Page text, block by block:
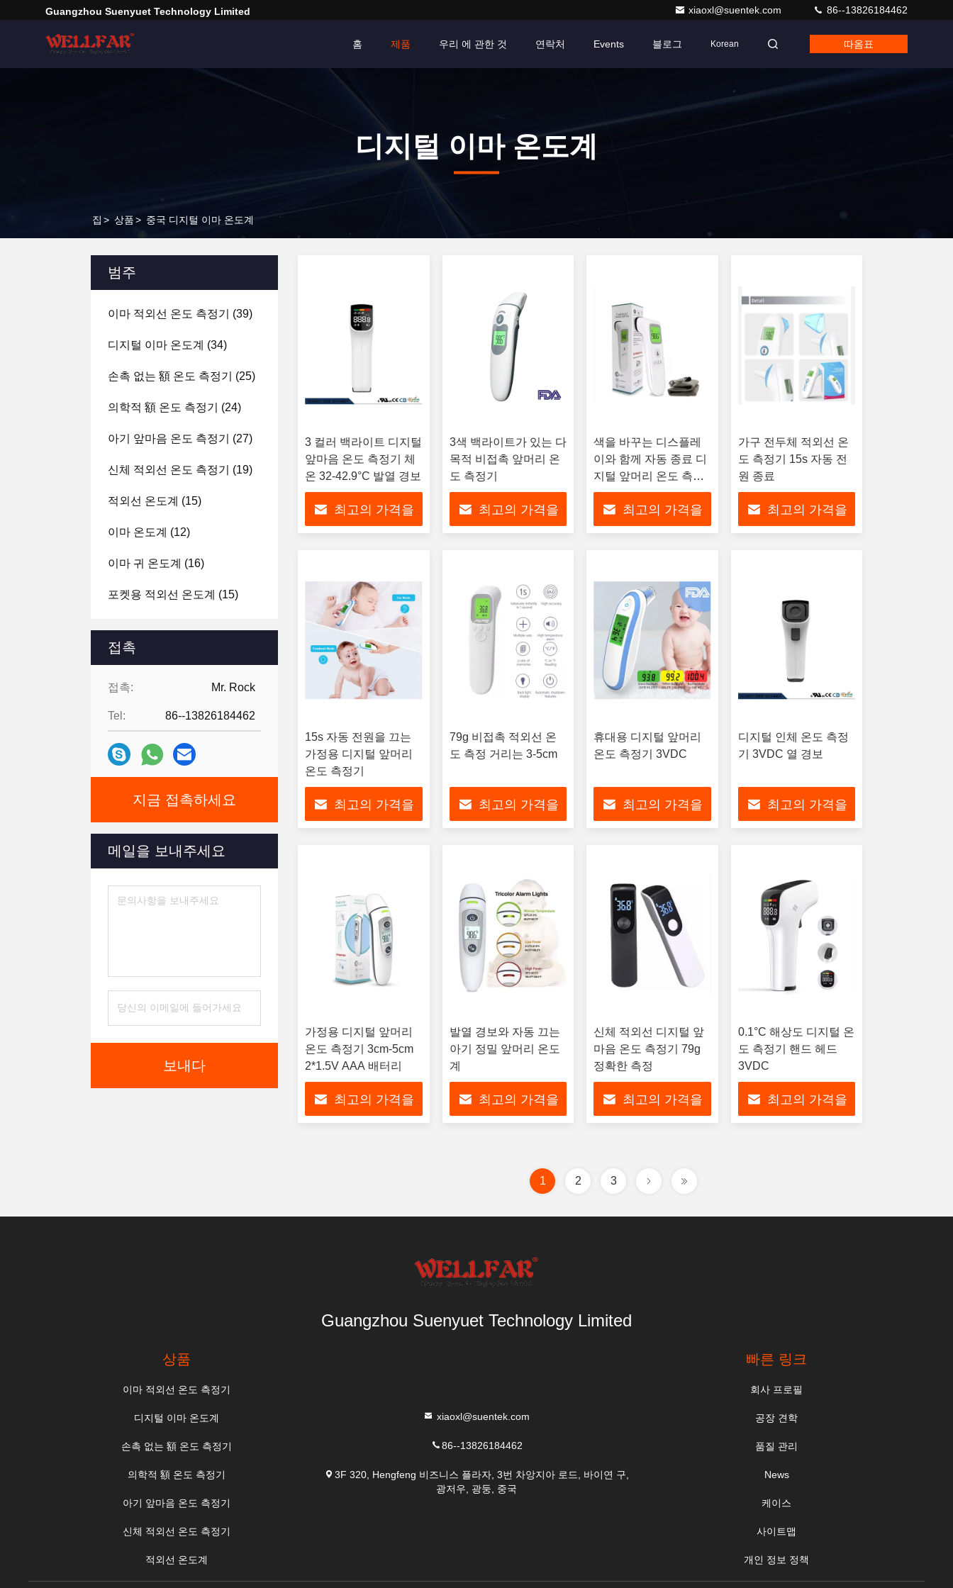
Guangzhou Suenyuet Technology Limited xiaoxl@suentek.com 86--13826184462
홈 제품 우리 에 관한 것 연락처 Events 블로그 Korean 따옴표
디지털 이마 온도계
집 > 상품> 중국 디지털 이마 온도계
범주
이마 적외선 온도 측정기 (39)
디지털 이마 온도계 (34)
손촉 없는 額 온도 측정기 (25)
의학적 額 온도 측정기 (24)
아기 앞마음 온도 측정기 (27)
신체 적외선 온도 측정기 (19)
적외선 온도계 (15)
이마 온도계 (12)
이마 귀 온도계 (16)
포켓용 적외선 온도계 (15)
접촉
접촉: Mr. Rock
Tel: 86--13826184462
지금 접촉하세요
메일을 보내주세요
보내다
3 컬러 백라이트 디지털
앞마음 온도 측정기 체
온 32-42.9°C 발열 경보
최고의 가격을
3색 백라이트가 있는 다
목적 비접촉 앞머리 온
도 측정기
최고의 가격을
색을 바꾸는 디스플레
이와 함께 자동 종료 디
지털 앞머리 온도 측정
기 3VDC
최고의 가격을
가구 전두체 적외선 온
도 측정기 15s 자동 전
원 종료
최고의 가격을
15s 자동 전원을 끄는
가정용 디지털 앞머리
온도 측정기
최고의 가격을
79g 비접촉 적외선 온
도 측정 거리는 3-5cm
최고의 가격을
휴대용 디지털 앞머리
온도 측정기 3VDC
최고의 가격을
디지털 인체 온도 측정
기 3VDC 열 경보
최고의 가격을
가정용 디지털 앞머리
온도 측정기 3cm-5cm
2*1.5V AAA 배터리
최고의 가격을
발열 경보와 자동 끄는
아기 정밀 앞머리 온도
계
최고의 가격을
신체 적외선 디지털 앞
마음 온도 측정기 79g
정확한 측정
최고의 가격을
0.1°C 해상도 디지털 온
도 측정기 핸드 헤드
3VDC
최고의 가격을
1 2 3
Guangzhou Suenyuet Technology Limited
상품
이마 적외선 온도 측정기
디지털 이마 온도계
손촉 없는 額 온도 측정기
의학적 額 온도 측정기
아기 앞마음 온도 측정기
신체 적외선 온도 측정기
적외선 온도계
xiaoxl@suentek.com
86--13826184462
3F 320, Hengfeng 비즈니스 플라자, 3번 차앙지아 로드, 바이연 구,
광저우, 광둥, 중국
빠른 링크
회사 프로필
공장 견학
품질 관리
News
케이스
사이트맵
개인 정보 정책